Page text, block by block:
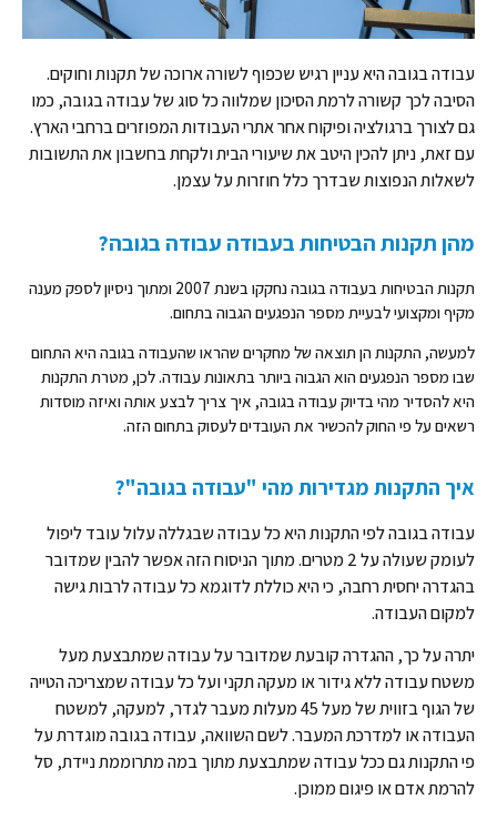
עבודה בגובה היא עניין רגיש שכפוף לשורה ארוכה של תקנות וחוקים.
הסיבה לכך קשורה לרמת הסיכון שמלווה כל סוג של עבודה בגובה, כמו
גם לצורך ברגולציה ופיקוח אחר אתרי העבודות המפוזרים ברחבי הארץ.
עם זאת, ניתן להכין היטב את שיעורי הבית ולקחת בחשבון את התשובות
לשאלות הנפוצות שבדרך כלל חוזרות על עצמן.
מהן תקנות הבטיחות בעבודה עבודה בגובה?
תקנות הבטיחות בעבודה בגובה נחקקו בשנת 2007 ומתוך ניסיון לספק מענה
מקיף ומקצועי לבעיית מספר הנפגעים הגבוה בתחום.
למעשה, התקנות הן תוצאה של מחקרים שהראו שהעבודה בגובה היא התחום
שבו מספר הנפגעים הוא הגבוה ביותר בתאונות עבודה. לכן, מטרת התקנות
היא להסדיר מהי בדיוק עבודה בגובה, איך צריך לבצע אותה ואיזה מוסדות
רשאים על פי החוק להכשיר את העובדים לעסוק בתחום הזה.
איך התקנות מגדירות מהי "עבודה בגובה"?
עבודה בגובה לפי התקנות היא כל עבודה שבגללה עלול עובד ליפול
לעומק שעולה על 2 מטרים. מתוך הניסוח הזה אפשר להבין שמדובר
בהגדרה יחסית רחבה, כי היא כוללת לדוגמא כל עבודה לרבות גישה
למקום העבודה.
יתרה על כך, ההגדרה קובעת שמדובר על עבודה שמתבצעת מעל
משטח עבודה ללא גידור או מעקה תקני ועל כל עבודה שמצריכה הטייה
של הגוף בזווית של מעל 45 מעלות מעבר לגדר, למעקה, למשטח
העבודה או למדרכת המעבר. לשם השוואה, עבודה בגובה מוגדרת על
פי התקנות גם ככל עבודה שמתבצעת מתוך במה מתרוממת ניידת, סל
להרמת אדם או פיגום ממוכן.